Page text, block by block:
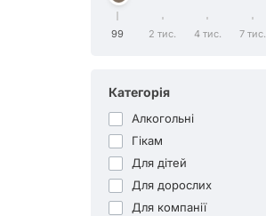
99 2 тис. 4 тис. 7 тис.
Категорія
Алкогольні
Гікам
Для дітей
Для дорослих
Для компанії